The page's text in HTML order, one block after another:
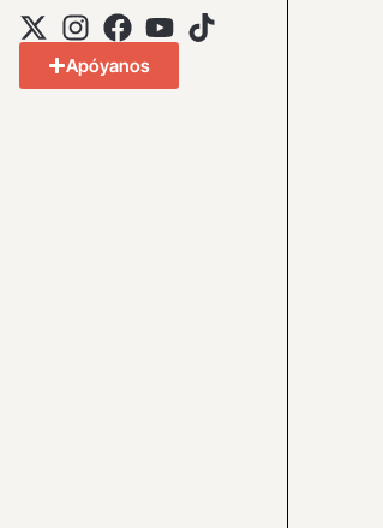
Apóyanos